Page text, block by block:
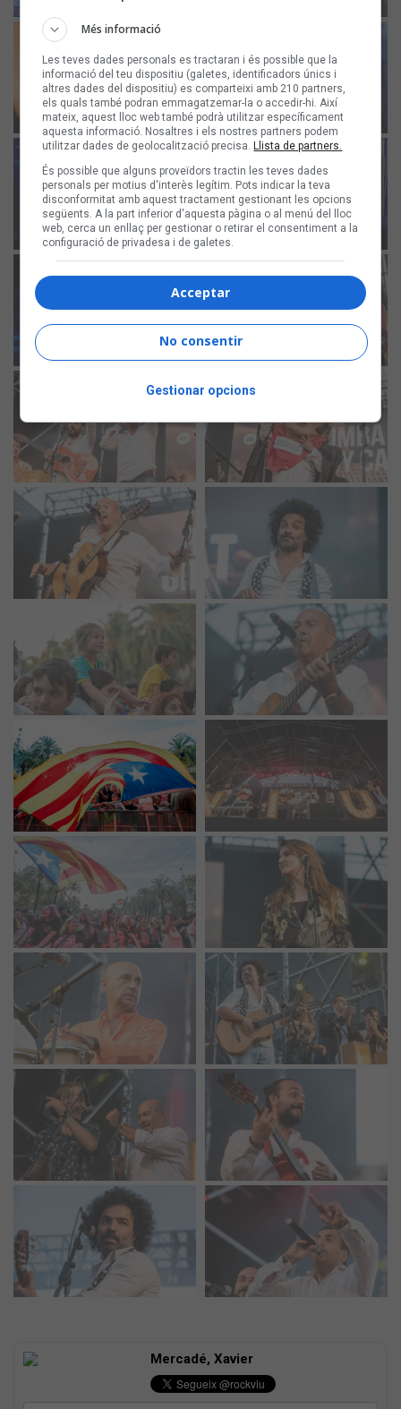
Mercadé, Xavier
Més informació
Les teves dades personals es tractaran i és possible que la
informació del teu dispositiu (galetes, identificadors únics i
altres dades del dispositiu) es comparteixi amb 210 partners,
els quals també podran emmagatzemar-la o accedir-hi. Així
mateix, aquest lloc web també podrà utilitzar específicament
aquesta informació. Nosaltres i els nostres partners podem
utilitzar dades de geolocalització precisa. Llista de partners.
És possible que alguns proveïdors tractin les teves dades
personals per motius d'interès legítim. Pots indicar la teva
disconformitat amb aquest tractament gestionant les opcions
següents. A la part inferior d'aquesta pàgina o al menú del lloc
web, cerca un enllaç per gestionar o retirar el consentiment a la
configuració de privadesa i de galetes.
Acceptar
No consentir
Gestionar opcions